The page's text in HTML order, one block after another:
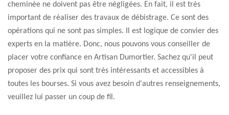
cheminée ne doivent pas être négligées. En fait, il est très
important de réaliser des travaux de débistrage. Ce sont des
opérations qui ne sont pas simples. Il est logique de convier des
experts en la matière. Donc, nous pouvons vous conseiller de
placer votre confiance en Artisan Dumortier. Sachez qu'il peut
proposer des prix qui sont très intéressants et accessibles à
toutes les bourses. Si vous avez besoin d'autres renseignements,
veuillez lui passer un coup de fil.